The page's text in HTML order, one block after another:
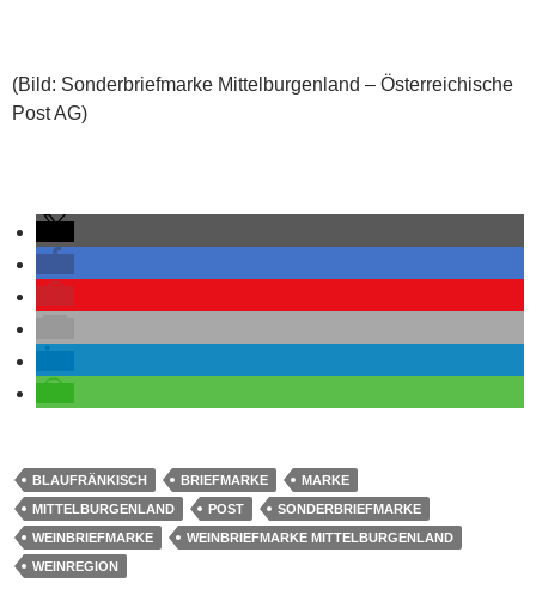
(Bild: Sonderbriefmarke Mittelburgenland – Österreichische
Post AG)
BLAUFRÄNKISCH BRIEFMARKE
MARKE
MITTELBURGENLAND
POST
SONDERBRIEFMARKE
WEINBRIEFMARKE
WEINBRIEFMARKE MITTELBURGENLAND
WEINREGION